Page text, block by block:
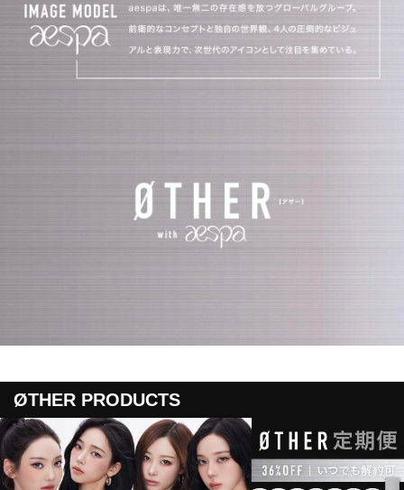
ØTHER PRODUCTS